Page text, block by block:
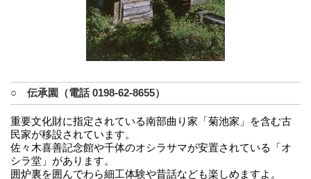
○ 伝承園（電話 0198-62-8655）
重要文化財に指定されている南部曲り家「菊池家」を含む古
民家が移設されています。
佐々木喜善記念館や千体のオシラサマが安置されている「オ
シラ堂」があります。
囲炉裏を囲んでわら細工体験や昔話なども楽しめますよ。